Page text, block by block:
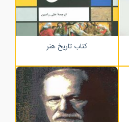
کتاب تاریخ هنر